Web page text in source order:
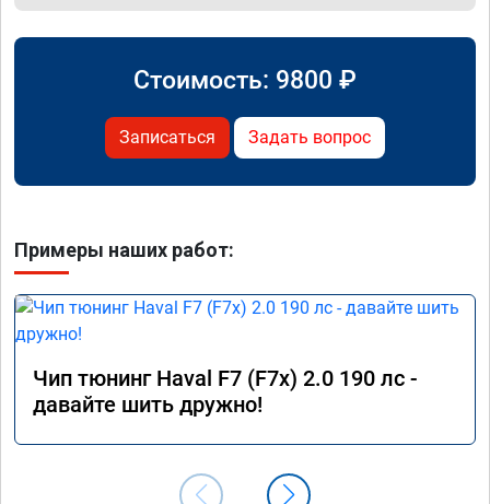
Стоимость: 9800 ₽
Записаться Задать вопрос
Примеры наших работ:
Чип тюнинг Haval F7 (F7x) 2.0 190 лс -
давайте шить дружно!